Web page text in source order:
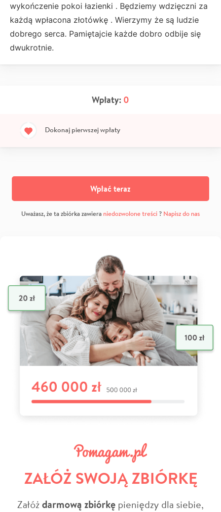
wykończenie pokoi łazienki . Będziemy wdzięczni za
każdą wpłacona złotówkę . Wierzymy że są ludzie
dobrego serca. Pamiętajcie każde dobro odbije się
dwukrotnie.
Wpłaty: 0
Dokonaj pierwszej wpłaty
Wpłać teraz
Uważasz, że ta zbiórka zawiera niedozwolone treści? Napisz do nas
ZAŁÓŻ SWOJĄ ZBIÓRKĘ
Załóżdarmową zbiórkę pieniędzy dla siebie,